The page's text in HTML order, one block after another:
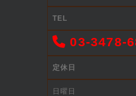
TEL
03-3478-
定休日
日曜日